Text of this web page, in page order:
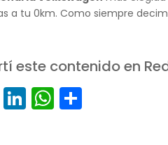
a tu 0km. Como siempre
este contenido en
T
w
Li
n
W
h